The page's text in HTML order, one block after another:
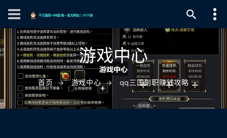
游戏中心
首页 游戏中心 qq三国副职赚钱攻略